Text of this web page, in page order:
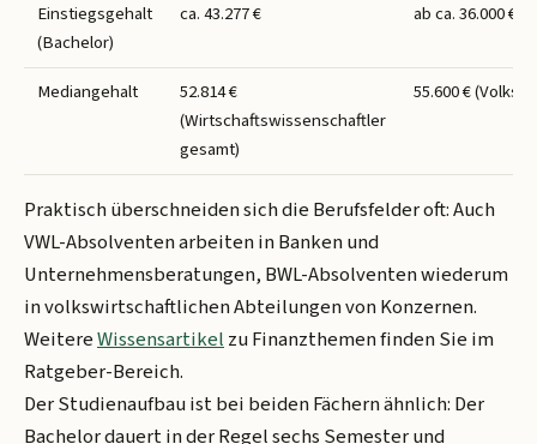
Einstiegsgehalt
(Bachelor)
ca. 43.277 € ab ca. 36.000 €
Mediangehalt
52.814 €
(Wirtschaftswissenschaftler
gesamt)
55.600 €
Praktisch überschneiden sich die Berufsfelder oft: Auch
VWL-Absolventen arbeiten in Banken und
Unternehmensberatungen, BWL-Absolventen wiederum
in volkswirtschaftlichen Abteilungen von Konzernen.
WeitereWissensartikelzu Finanzthemen finden Sie im
Ratgeber-Bereich.
Der Studienaufbau ist bei beiden Fächern ähnlich: Der
Bachelor dauert in der Regel sechs Semester und